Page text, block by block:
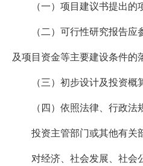
（一）项目建议书提出的项
（二）可行性研究报告应参
及项目资金等主要建设条件的
（三）初步设计及投资概算
（四）依照法律、行政法
投资主管部门或其他有关部
对经济、社会发展、社会公